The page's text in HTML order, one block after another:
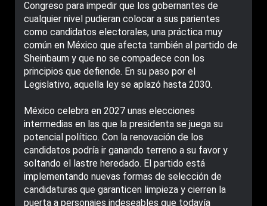
Congreso para impedir que los gobernantes de
cualquier nivel pudieran colocar a sus parientes
como candidatos electorales, una práctica muy
común en México que afecta también al partido de
Sheinbaum y que no se compadece con los
principios que defiende. En su paso por el
Legislativo, aquella ley se aplazó hasta 2030.
México celebra en 2027 unas elecciones
intermedias en las que la presidenta se juega su
potencial político. Con la renovación de los
candidatos podría ir ganando terreno a su favor y
soltando el lastre heredado. El partido está
implementando nuevas formas de selección de
candidaturas que garanticen limpieza y cierren la
puerta a personajes indeseables que todavía